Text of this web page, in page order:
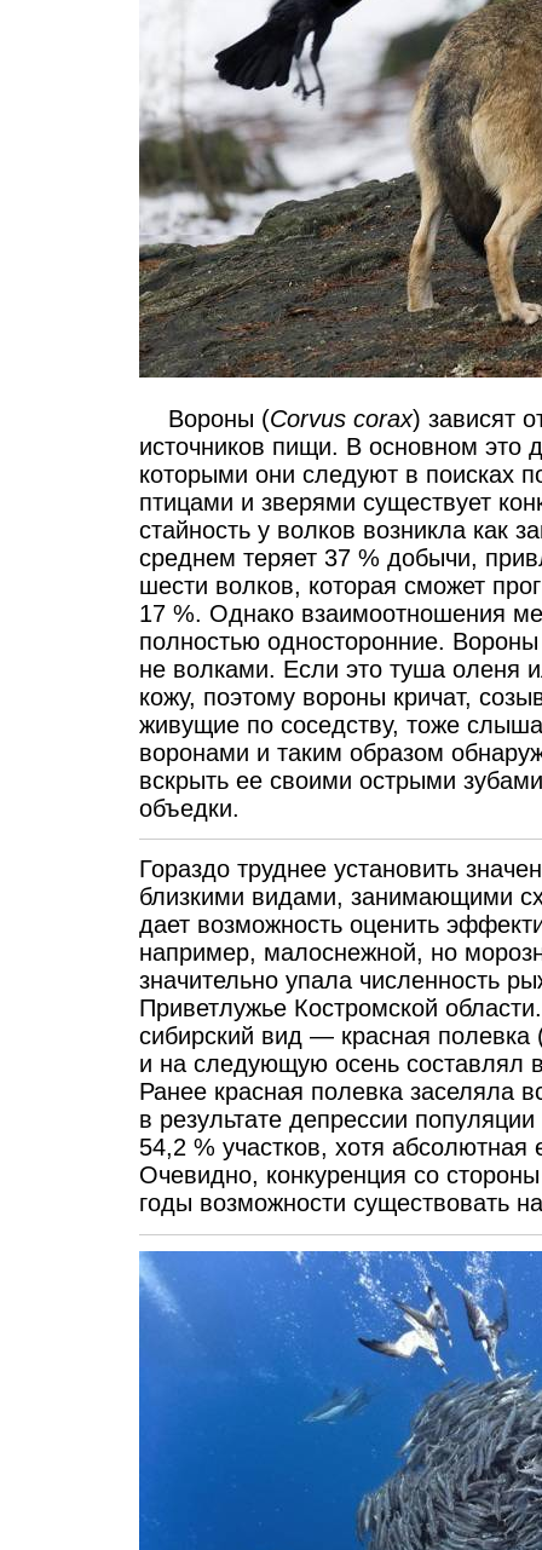
Вороны (Corvus corax) зависят
источников пищи. В основном это
которыми они следуют в поисках
птицами и зверями существует
стайность у волков возникла как
среднем теряет 37 % добычи,
шести волков, которая сможет
17 %. Однако взаимоотношения
полностью односторонние.
не волками. Если это туша оленя
кожу, поэтому вороны кричат,
живущие по соседству, тоже
воронами и таким образом
вскрыть ее своими острыми
объедки.
Гораздо труднее установить
близкими видами, занимающими
дает возможность оценить
например, малоснежной, но
значительно упала численность
Приветлужье Костромской
сибирский вид — красная полевка
и на следующую осень составлял
Ранее красная полевка заселяла
в результате депрессии
54,2 % участков, хотя абсолютная
Очевидно, конкуренция со
годы возможности существовать